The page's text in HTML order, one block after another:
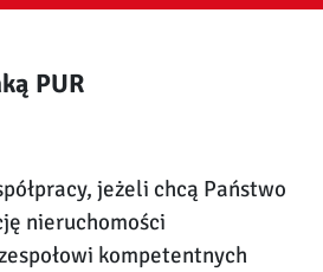
PUR
jeżeli chcą Państwo
nieruchomości
kompetentnych